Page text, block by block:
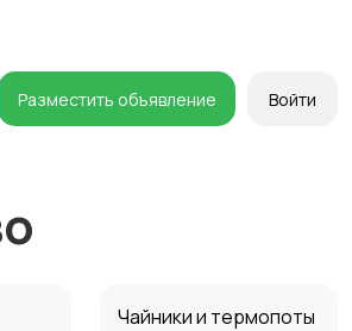
Разместить объявление Войти
Чайники и термопоты